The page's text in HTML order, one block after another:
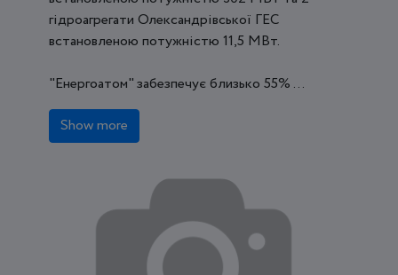
гідроагрегати Олександрівської ГЕС
встановленою потужністю 11,5 МВт.
"Енергоатом" забезпечує близько 55% ...
Show more